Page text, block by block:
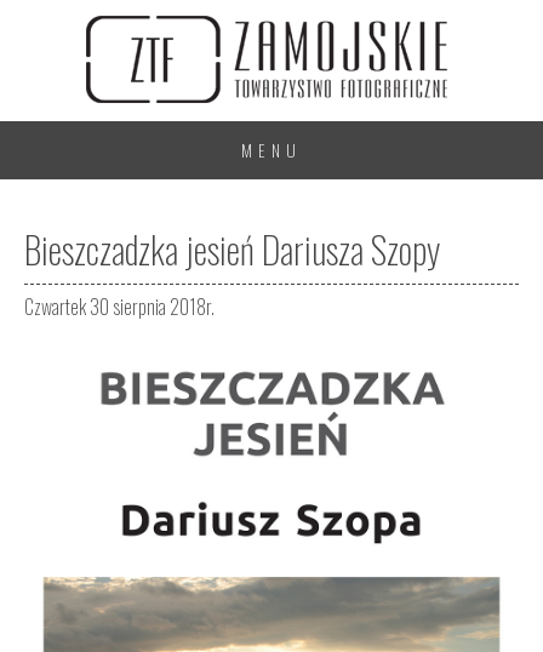
MENU
Bieszczadzka jesień Dariusza Szopy
Czwartek 30 sierpnia 2018r.